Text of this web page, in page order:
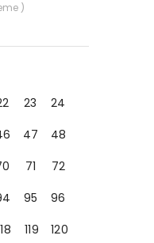
)
23
24
47
48
71
72
95
96
119
120